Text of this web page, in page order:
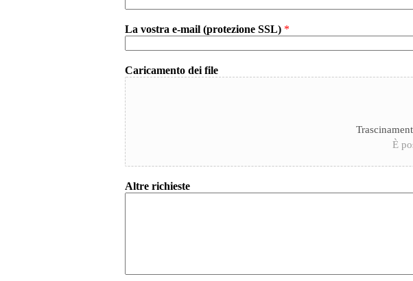
La vostra e-mail (protezione SSL) *
Caricamento dei file
È
Altre richieste